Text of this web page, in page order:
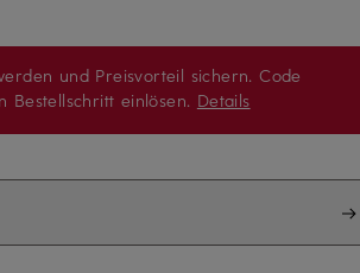
und Preisvorteil sichern. Code
Bestellschritt einlösen. Details